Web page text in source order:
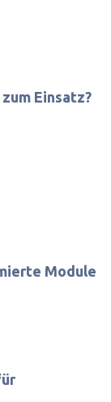
Einsatz?
Module